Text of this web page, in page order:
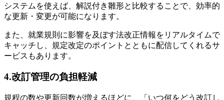
システムを使えば、解説付き雛形と比較することで、効率的
な更新・変更が可能になります。
また、就業規則に影響を及ぼす法改正情報をリアルタイムで
キャッチし、規定改定のポイントとともに配信してくれるサ
ービスもあります。
4.改訂管理の負担軽減
規程の数や更新回数が増えるほどに、「いつ何をどう改訂し